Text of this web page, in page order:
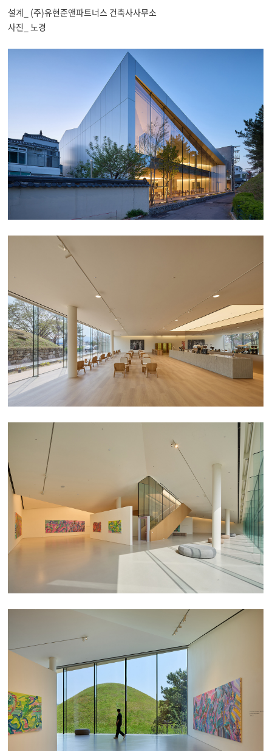
설계_ (주)유현준앤파트너스 건축사사무소
사진_ 노경